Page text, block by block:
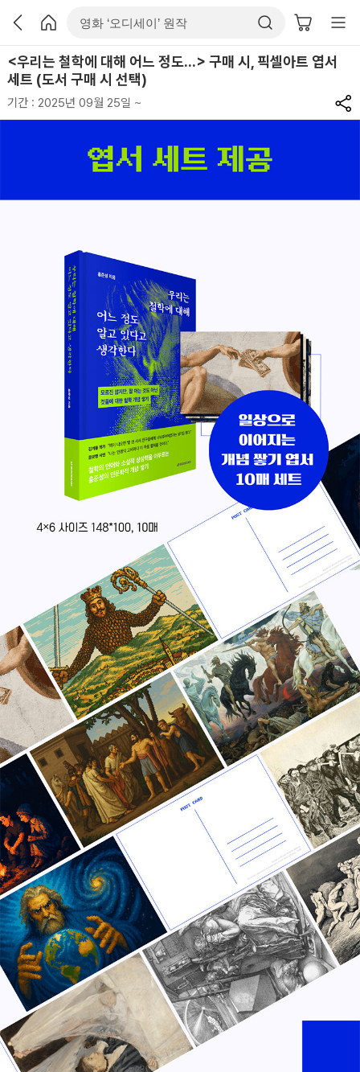
<우리는 철학에 대해 어느 정도...> 구매 시, 픽셀아트 엽서
세트 (도서 구매 시 선택)
기간 : 2025년 09월 25일 ~